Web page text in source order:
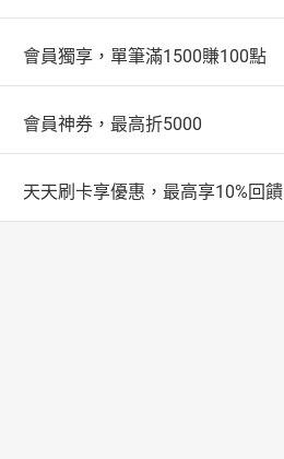
會員獨享，單筆滿1500賺100點
會員神券，最高折5000
天天刷卡享優惠，最高享10%回饋